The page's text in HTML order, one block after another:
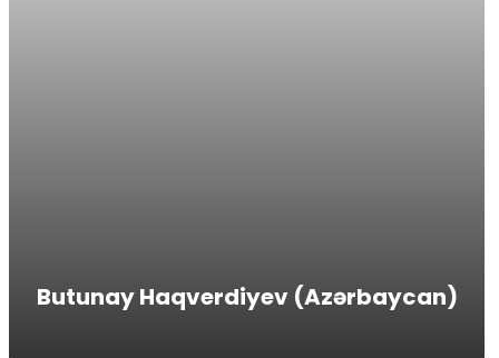
Butunay Haqverdiyev (Azərbaycan)